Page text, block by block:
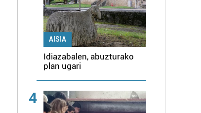
AISIA
Idiazabalen, abuzturako
plan ugari
4